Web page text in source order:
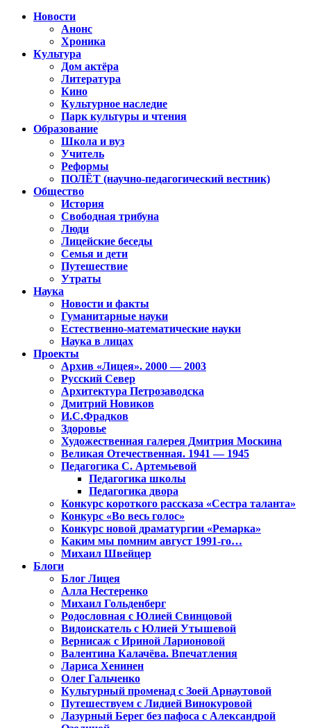
Новости
Анонс
Хроника
Культура
Дом актёра
Литература
Кино
Культурное наследие
Парк культуры и чтения
Образование
Школа и вуз
Учитель
Реформы
ПОЛЁТ (научно-педагогический вестник)
Общество
История
Свободная трибуна
Люди
Лицейские беседы
Семья и дети
Путешествие
Утраты
Наука
Новости и факты
Гуманитарные науки
Естественно-математические науки
Наука в лицах
Проекты
Архив «Лицея». 2000 — 2003
Русский Север
Архитектура Петрозаводска
Дмитрий Новиков
И.С.Фрадков
Здоровье
Художественная галерея Дмитрия Москина
Великая Отечественная. 1941 — 1945
Педагогика С. Артемьевой
Педагогика школы
Педагогика двора
Конкурс короткого рассказа «Сестра таланта»
Конкурс «Во весь голос»
Конкурс новой драматургии «Ремарка»
Каким мы помним август 1991-го…
Михаил Швейцер
Блоги
Блог Лицея
Алла Нестеренко
Михаил Гольденберг
Родословная с Юлией Свинцовой
Видоискатель с Юлией Утышевой
Вернисаж с Ириной Ларионовой
Валентина Калачёва. Впечатления
Лариса Хенинен
Олег Гальченко
Культурный променад с Зоей Арнаутовой
Путешествуем с Лидией Винокуровой
Лазурный Берег без пафоса с Александрой